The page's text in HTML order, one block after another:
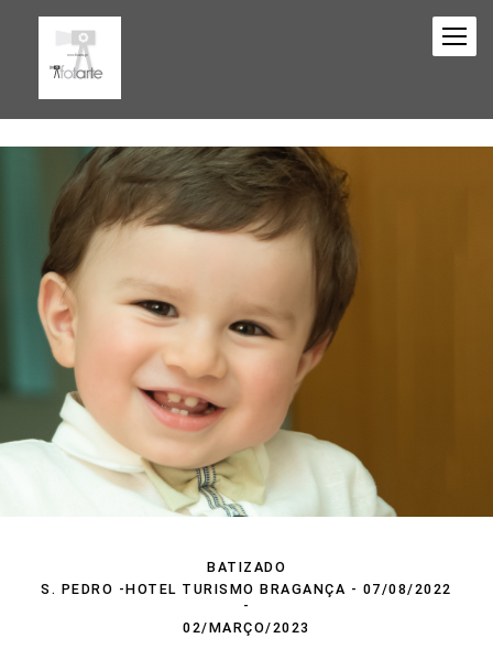
BATIZADO
S. PEDRO -HOTEL TURISMO BRAGANÇA - 07/08/2022
02/MARÇO/2023